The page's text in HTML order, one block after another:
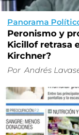
Panorama
Peronismo y
Kicillof retrasa
Kirchner?
Por Andrés